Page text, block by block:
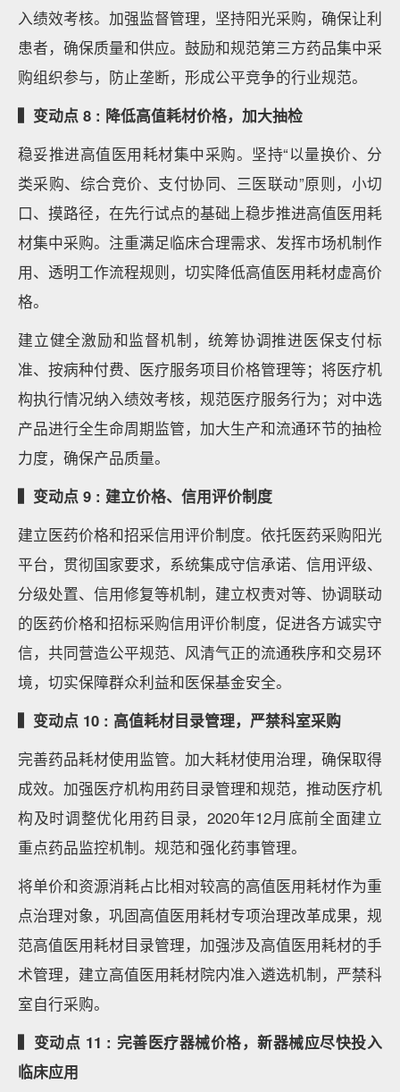
入绩效考核。加强监督管理，坚持阳光采购，确保让利
患者，确保质量和供应。鼓励和规范第三方药品集中采
购组织参与，防止垄断，形成公平竞争的行业规范。
▍变动点 8 : 降低高值耗材价格，加大抽检
稳妥推进高值医用耗材集中采购。坚持“以量换价、分
类采购、综合竞价、支付协同、三医联动”原则，小切
口、摸路径，在先行试点的基础上稳步推进高值医用耗
材集中采购。注重满足临床合理需求、发挥市场机制作
用、透明工作流程规则，切实降低高值医用耗材虚高价
格。
建立健全激励和监督机制，统筹协调推进医保支付标
准、按病种付费、医疗服务项目价格管理等；将医疗机
构执行情况纳入绩效考核，规范医疗服务行为；对中选
产品进行全生命周期监管，加大生产和流通环节的抽检
力度，确保产品质量。
▍变动点 9 : 建立价格、信用评价制度
建立医药价格和招采信用评价制度。依托医药采购阳光
平台，贯彻国家要求，系统集成守信承诺、信用评级、
分级处置、信用修复等机制，建立权责对等、协调联动
的医药价格和招标采购信用评价制度，促进各方诚实守
信，共同营造公平规范、风清气正的流通秩序和交易环
境，切实保障群众利益和医保基金安全。
▍变动点 10 : 高值耗材目录管理，严禁科室采购
完善药品耗材使用监管。加大耗材使用治理，确保取得
成效。加强医疗机构用药目录管理和规范，推动医疗机
构及时调整优化用药目录，2020年12月底前全面建立
重点药品监控机制。规范和强化药事管理。
将单价和资源消耗占比相对较高的高值医用耗材作为重
点治理对象，巩固高值医用耗材专项治理改革成果，规
范高值医用耗材目录管理，加强涉及高值医用耗材的手
术管理，建立高值医用耗材院内准入遴选机制，严禁科
室自行采购。
▍变动点 11 : 完善医疗器械价格，新器械应尽快投入
临床应用